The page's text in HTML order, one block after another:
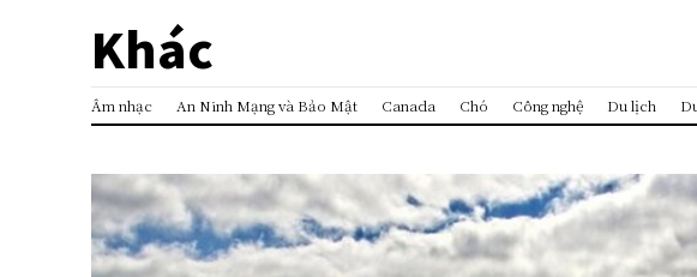
Khác
Âm nhạc An Ninh Mạng và Bảo Mật Canada Chó Công nghệ Du lịch